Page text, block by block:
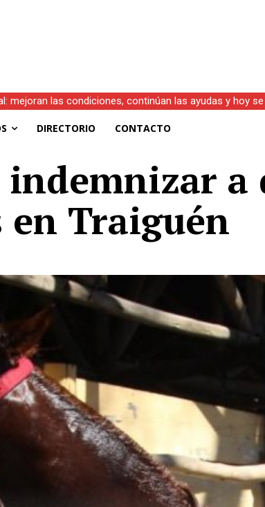
mejoran las condiciones, continúan las ayudas y hoy
DIRECTORIO CONTACTO
indemnizar a
en Traiguén